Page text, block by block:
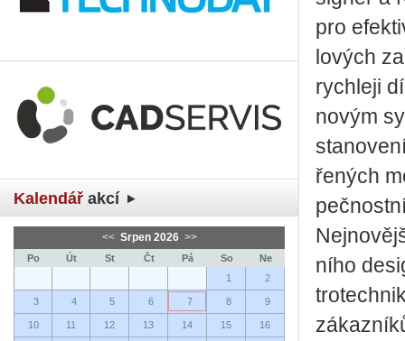
Kalendář akcí
<< Srpen 2026 >>
Po Út St Čt Pá So
Ne
1
2
3 4 5 6 7 8 9
10 11 12 13 14 15 16
pro
lo­vých
rych­le­ji
novým
ře­ných
ní­ho